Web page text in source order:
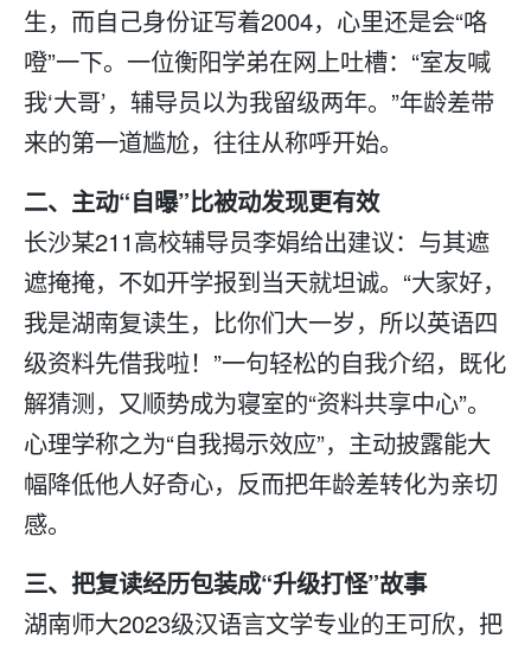
生，而自己身份证写着2004，心里还是会“咯
噔”一下。一位衡阳学弟在网上吐槽：“室友喊
我‘大哥’，辅导员以为我留级两年。”年龄差带
来的第一道尴尬，往往从称呼开始。
二、主动“自曝”比被动发现更有效
长沙某211高校辅导员李娟给出建议：与其遮
遮掩掩，不如开学报到当天就坦诚。“大家好，
我是湖南复读生，比你们大一岁，所以英语四
级资料先借我啦！”一句轻松的自我介绍，既化
解猜测，又顺势成为寝室的“资料共享中心”。
心理学称之为“自我揭示效应”，主动披露能大
幅降低他人好奇心，反而把年龄差转化为亲切
感。
三、把复读经历包装成“升级打怪”故事
湖南师大2023级汉语言文学专业的王可欣，把